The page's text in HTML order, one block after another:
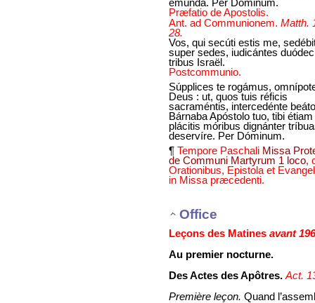
emúnda. Per Dóminum.
Præfatio de Apostolis.
Ant. ad Communionem. Matth.
28.
Vos, qui secúti estis me,
super sedes, iudicántes
tribus Israël.
Postcommunio.
Súpplices te rogámus,
Deus : ut, quos tuis réficis
sacraméntis, intercedénte beáto
Bárnaba Apóstolo tuo, tibi étiam
plácitis móribus dignánter
deservíre. Per Dóminum.
¶ Tempore Paschali Missa
de Communi Martyrum 1 loco,
Orationibus, Epistola et
in Missa præcedenti.
Office
Leçons des Matines avant
Au premier nocturne.
Des Actes des Apôtres. Act.
Première leçon. Quand